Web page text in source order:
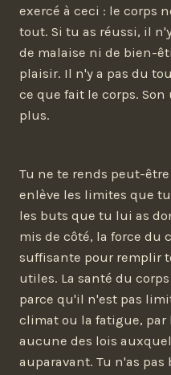
exercé à ceci : le corps
tout. Si tu as réussi, il
de malaise ni de bien-
plaisir. Il n'y a pas du
ce que fait le corps.
plus.
Tu ne te rends peut-
enlève les limites que
les buts que tu lui as
mis de côté, la force du
suffisante pour remplir
utiles. La santé du
parce qu'il n'est pas
climat ou la fatigue, par
aucune des lois
auparavant. Tu n'as